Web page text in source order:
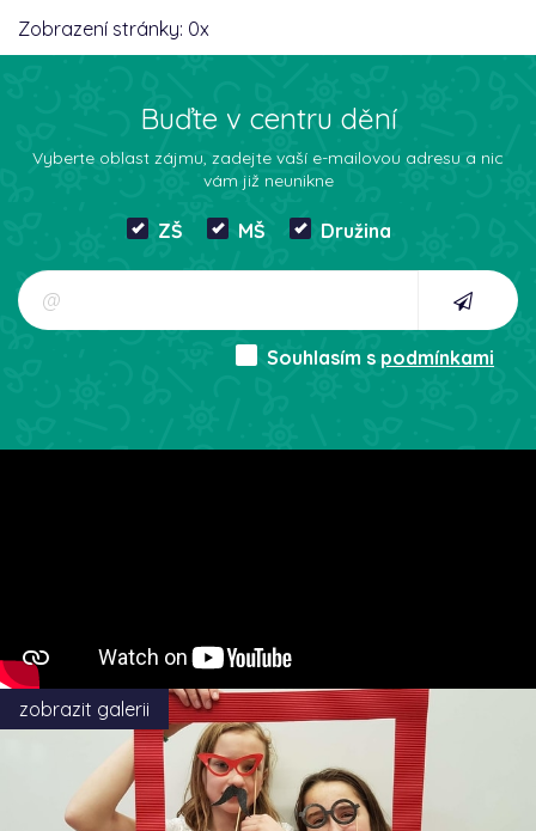
Zobrazení stránky: 0x
Buďte v centru dění
Vyberte oblast zájmu, zadejte vaší e-mailovou adresu a nic
vám již neunikne
ZŠ MŠ Družina
Souhlasím s podmínkami
zobrazit galerii